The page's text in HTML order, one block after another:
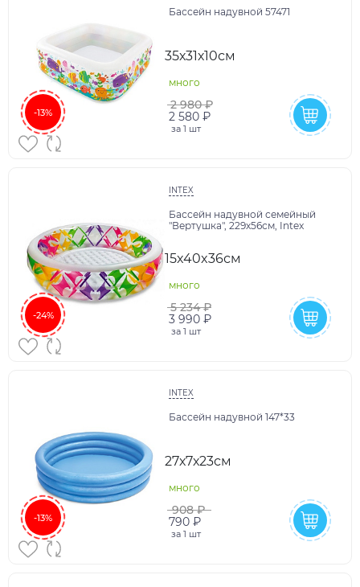
-13%
Бассейн надувной 57471
35х31х10см
много
2 980 ₽
2 580 ₽
за 1 шт
-24%
INTEX
Бассейн надувной семейный
"Вертушка", 229х56см, Intex
15x40x36см
много
5 234 ₽
3 990 ₽
за 1 шт
-13%
INTEX
Бассейн надувной 147*33
27х7х23см
много
908 ₽
790 ₽
за 1 шт